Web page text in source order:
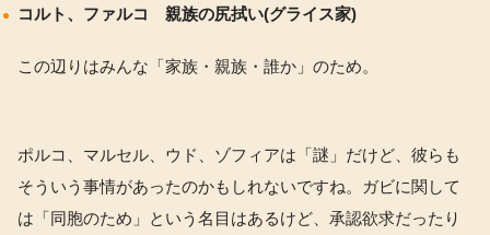
コルト、ファルコ 親族の尻拭い(グライス家)
この辺りはみんな「家族・親族・誰か」のため。
ポルコ、マルセル、ウド、ゾフィアは「謎」だけど、彼らも
そういう事情があったのかもしれないですね。ガビに関して
は「同胞のため」という名目はあるけど、承認欲求だったり